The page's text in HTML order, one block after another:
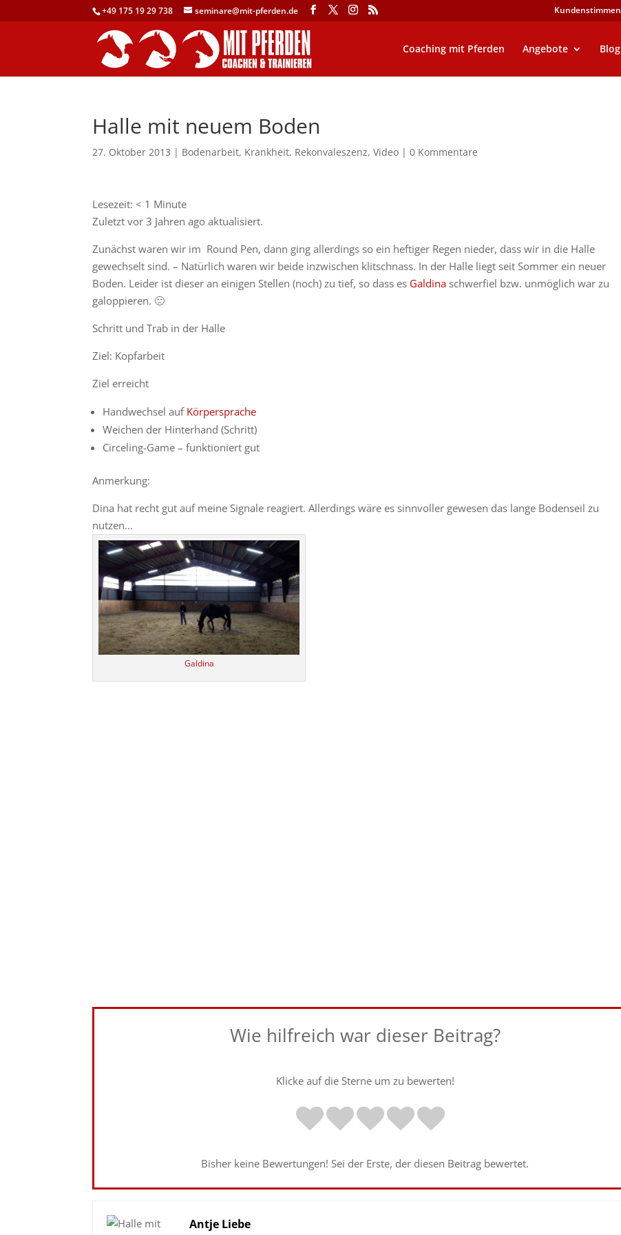
+49 175 19 29 738 seminare@mit-pferden.de Kundenstimmen
Coaching mit Pferden Angebote Blog
Halle mit neuem Boden
27. Oktober 2013 | Bodenarbeit, Krankheit, Rekonvaleszenz,Video |0 Kommentare
Lesezeit:< 1 Minute
Zuletzt vor 3 Jahren ago aktualisiert.
Zunächst waren wir im Round Pen, dann ging allerdings so ein heftiger Regen nieder, dass wir in die Halle
gewechselt sind. – Natürlich waren wir beide inzwischen klitschnass. In der Halle liegt seit Sommer ein neuer
Boden. Leider ist dieser an einigen Stellen (noch) zu tief, so dass es Galdina schwerfiel bzw. unmöglich war zu
galoppieren. 🙁
Schritt und Trab in der Halle
Ziel: Kopfarbeit
Ziel erreicht
Handwechsel auf Körpersprache
Weichen der Hinterhand (Schritt)
Circeling-Game – funktioniert gut
Anmerkung:
Dina hat recht gut auf meine Signale reagiert. Allerdings wäre es sinnvoller gewesen das lange Bodenseil zu
nutzen…
Galdina
Wie hilfreich war dieser Beitrag?
Klicke auf die Sterne um zu bewerten!
Bisher keine Bewertungen! Sei der Erste, der diesen Beitrag bewertet.
Antje Liebe